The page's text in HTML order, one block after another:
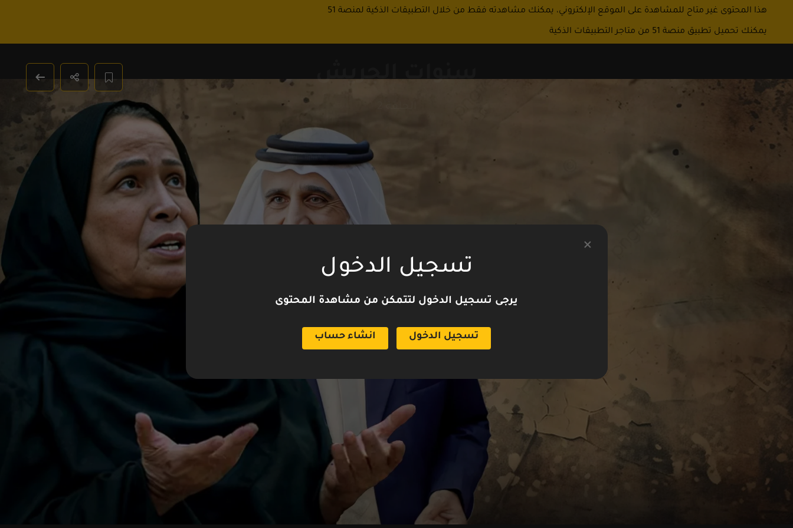
هذا المحتوى غير متاح للمشاهدة على الموقع الإلكتروني، يمكنك مشاهدته فقط من خلال التطبيقات الذكية لمنصة 51
يمكنك تحميل تطبيق منصة 51 من متاجر التطبيقات الذكية
تسجيل الدخول
يرجى تسجيل الدخول لتتمكن من مشاهدة المحتوى
تسجيل الدخول انشاء حساب